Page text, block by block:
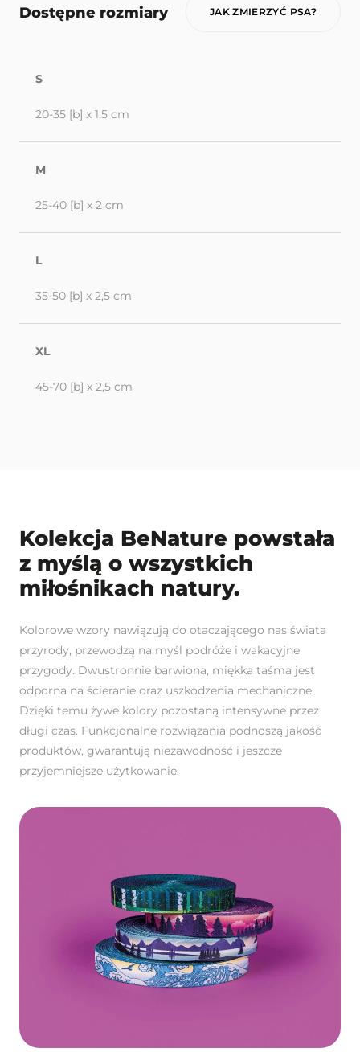
Dostępne rozmiary JAK ZMIERZYĆ PSA?
S
20-35 [b] x 1,5 cm
M
25-40 [b] x 2 cm
L
35-50 [b] x 2,5 cm
XL
45-70 [b] x 2,5 cm
Kolekcja BeNature powstała
z myślą o wszystkich
miłośnikach natury.
Kolorowe wzory nawiązują do otaczającego nas świata
przyrody, przewodzą na myśl podróże i wakacyjne
przygody. Dwustronnie barwiona, miękka taśma jest
odporna na ścieranie oraz uszkodzenia mechaniczne.
Dzięki temu żywe kolory pozostaną intensywne przez
długi czas. Funkcjonalne rozwiązania podnoszą jakość
produktów, gwarantują niezawodność i jeszcze
przyjemniejsze użytkowanie.